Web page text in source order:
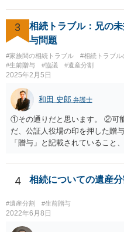
3
相続トラブル：兄の
与問題
#家族間の相続トラブル #相続トラブル
#生前贈与
#協議 #遺産分割
2025年2月5日
和田 史郎 弁護士
①その通りだと思います。 ②可
だ、公証人役場の印を押した贈
「贈与」と記載されていること
わなければ、遺産分割調停を申
がしますね。
4 相続についての遺産分
#遺産分割 #生前贈与
2022年6月8日